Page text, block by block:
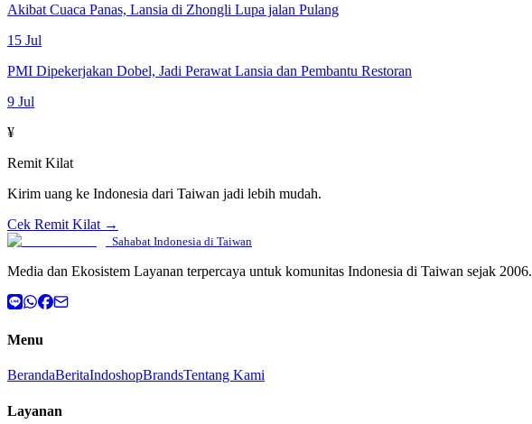
Akibat Cuaca Panas, Lansia di Zhongli Lupa jalan Pulang
15 Jul
PMI Dipekerjakan Dobel, Jadi Perawat Lansia dan Pembantu Restoran
9 Jul
¥
Remit Kilat
Kirim uang ke Indonesia dari Taiwan jadi lebih mudah.
Cek Remit Kilat →
Sahabat Indonesia di Taiwan
Media dan Ekosistem Layanan terpercaya untuk komunitas Indonesia di Taiwan sejak 2006.
Menu
BerandaBeritaIndoshopBrandsTentang Kami
Layanan